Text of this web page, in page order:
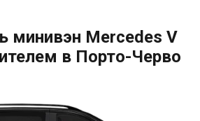
минивэн Mercedes V
в Порто-Черво